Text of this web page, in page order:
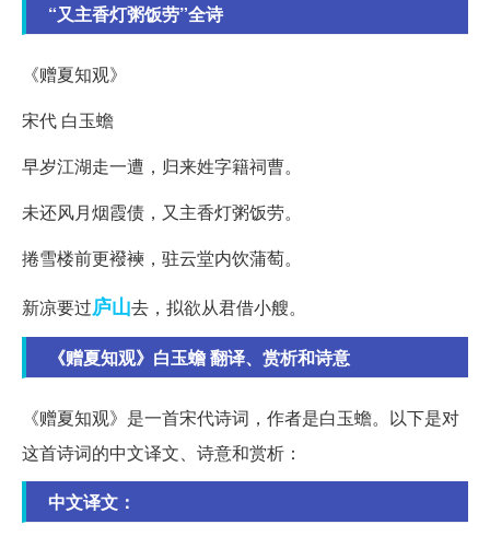
“又主香灯粥饭劳”全诗
《赠夏知观》
宋代 白玉蟾
早岁江湖走一遭，归来姓字籍祠曹。
未还风月烟霞债，又主香灯粥饭劳。
捲雪楼前更襏襫，驻云堂内饮蒲萄。
新凉要过庐山去，拟欲从君借小艘。
《赠夏知观》白玉蟾 翻译、赏析和诗意
《赠夏知观》是一首宋代诗词，作者是白玉蟾。以下是对
这首诗词的中文译文、诗意和赏析：
中文译文：